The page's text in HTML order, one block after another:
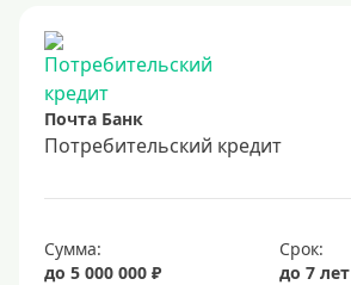
Почта Банк
Потребительский кредит
Сумма:
до 5 000 000 ₽
Срок:
до 7 лет